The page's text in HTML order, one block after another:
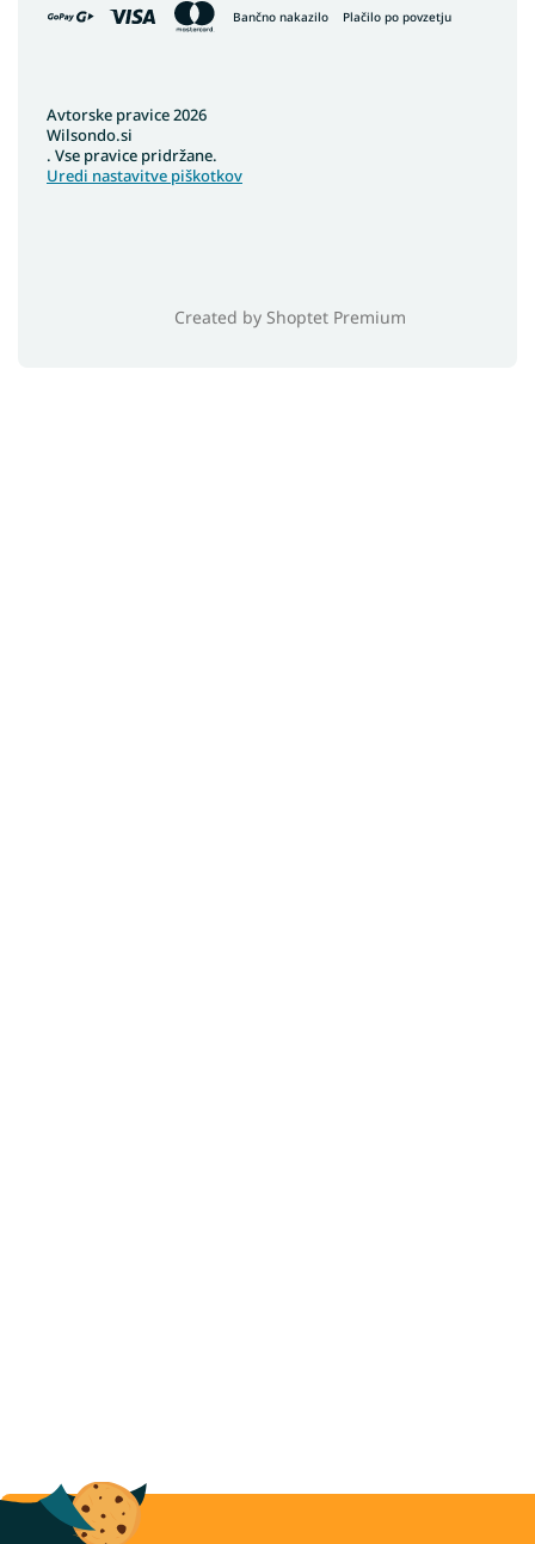
Bančno nakazilo Plačilo po povzetju
Created by Shoptet Premium
Avtorske pravice 2026
Wilsondo.si
. Vse pravice pridržane.
Uredi nastavitve piškotkov